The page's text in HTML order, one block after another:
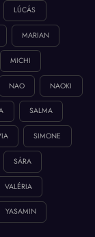
LÚCÁS
MARIAN
MICHI
NAO NAOKI
SALMA
SIMONE
SÁRA
VALÉRIA
YASAMIN